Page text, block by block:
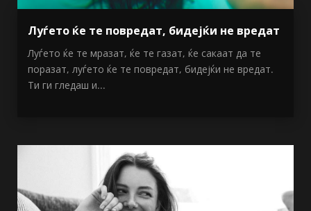
Луѓето ќе те повредат, бидејќи не вредат
Луѓето ќе те мразат, ќе те газат, ќе сакаат да те
поразат, луѓето ќе те повредат, бидејќи не вредат.
Ти ги гледаш и...